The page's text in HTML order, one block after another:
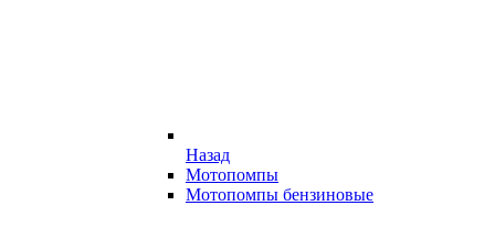
Назад
Мотопомпы
Мотопомпы бензиновые